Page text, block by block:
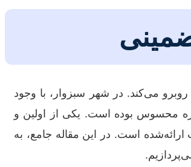
می‌کند. در شهر سبزوار، با وجود
محسوس بوده است. یکی از اولین و
است. در این مقاله جامع، به